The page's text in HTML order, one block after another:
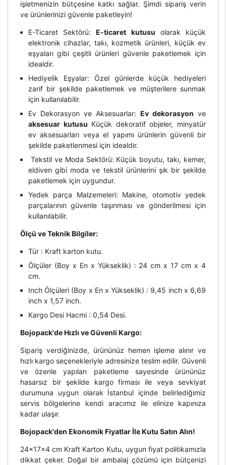
işletmenizin bütçesine katkı sağlar. Şimdi sipariş verin
ve ürünlerinizi güvenle paketleyin!
E-Ticaret Sektörü:E-ticaret kutusu olarak küçük
elektronik cihazlar, takı, kozmetik ürünleri, küçük ev
eşyaları gibi çeşitli ürünleri güvenle paketlemek için
idealdir.
Hediyelik Eşyalar: Özel günlerde küçük hediyeleri
zarif bir şekilde paketlemek ve müşterilere sunmak
için kullanılabilir.
Ev Dekorasyon ve Aksesuarlar:Ev dekorasyon ve
aksesuar kutusu Küçük dekoratif objeler, minyatür
ev aksesuarları veya el yapımı ürünlerin güvenli bir
şekilde paketlenmesi için idealdir.
Tekstil ve Moda Sektörü: Küçük boyutu, takı, kemer,
eldiven gibi moda ve tekstil ürünlerini şık bir şekilde
paketlemek için uygundur.
Yedek parça Malzemeleri: Makine, otomotiv yedek
parçalarının güvenle taşınması ve gönderilmesi için
kullanılabilir.
Ölçü ve Teknik Bilgiler:
Tür : Kraft karton kutu.
Ölçüler (Boy x En x Yükseklik) : 24 cm x 17 cm x 4
cm.
Inch Ölçüleri (Boy x En x Yükseklik) : 9,45 inch x 6,69
inch x 1,57 inch.
Kargo Desi Hacmi : 0,54 Desi.
Bojopack'de Hızlı ve Güvenli Kargo:
Sipariş verdiğinizde, ürününüz hemen işleme alınır ve
hızlı kargo seçenekleriyle adresinize teslim edilir. Güvenli
ve özenle yapılan paketleme sayesinde ürününüz
hasarsız bir şekilde kargo firması ile veya sevkiyat
durumuna uygun olarak İstanbul içinde belirlediğimiz
servis bölgelerine kendi aracımız ile elinize kapınıza
kadar ulaşır.
Bojopack'den Ekonomik Fiyatlar İle Kutu Satın Alın!
24x17x4 cm Kraft Karton Kutu, uygun fiyat politikamızla
dikkat çeker. Doğal bir ambalaj çözümü için bütçenizi